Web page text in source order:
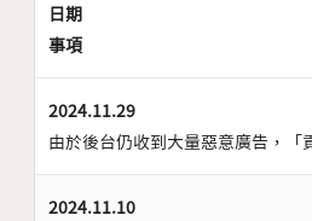
日期
事項
2024.11.29
由於後台仍收到大量惡意廣告，「
2024.11.10